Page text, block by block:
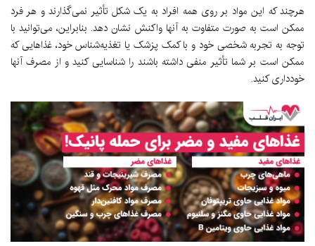
هرچند که این مواد بر روی همه افراد به یک شکل تأثیر نمی‌گذارند و هر فرد
ممکن است به صورت متفاوت به آنها واکنش نشان دهد. بنابراین، می‌توانید با
توجه به تجربه شخصی خود و با کمک پزشک یا تغذیه‌شناس خود، غذاهایی که
ممکن است بر شما تأثیر منفی داشته باشند را شناسایی کنید و از مصرف آنها
خودداری کنید.